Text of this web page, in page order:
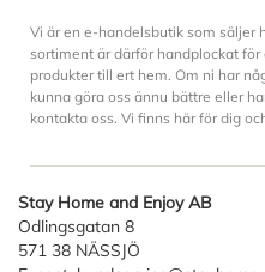
Vi är en e-handelsbutik som säljer
sortiment är därför handplockat
produkter till ert hem. Om ni har
kunna göra oss ännu bättre eller
kontakta oss. Vi finns här för dig
Stay Home and Enjoy AB
Odlingsgatan 8
571 38 NÄSSJÖ